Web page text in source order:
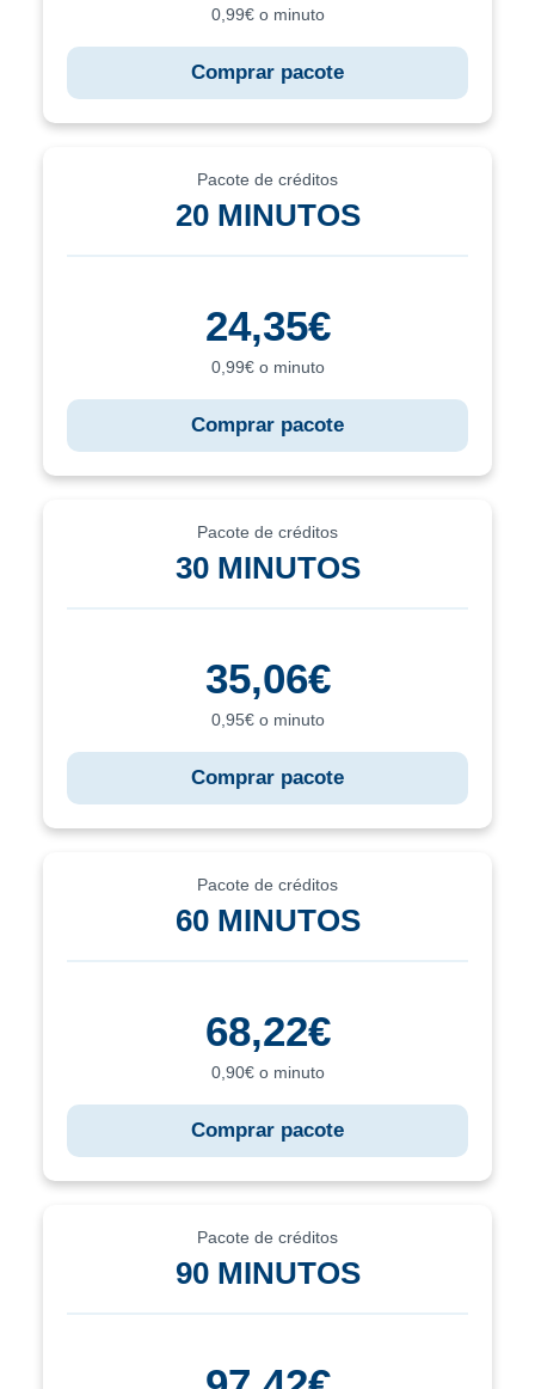
0,99€ o minuto
Comprar pacote
Pacote de créditos
20 MINUTOS
24,35€
0,99€ o minuto
Comprar pacote
Pacote de créditos
30 MINUTOS
35,06€
0,95€ o minuto
Comprar pacote
Pacote de créditos
60 MINUTOS
68,22€
0,90€ o minuto
Comprar pacote
Pacote de créditos
90 MINUTOS